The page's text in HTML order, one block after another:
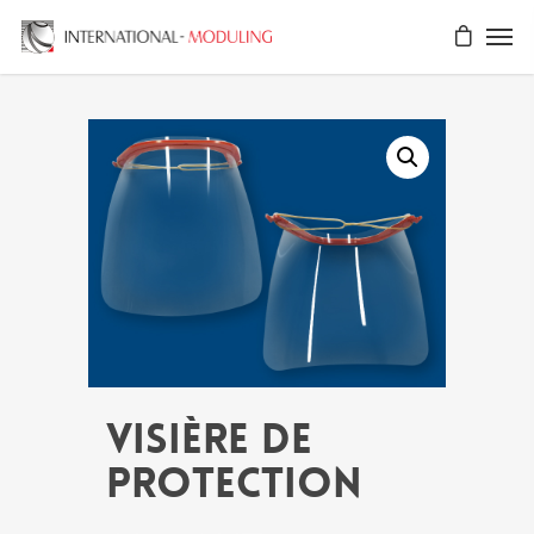
Visière de
protection